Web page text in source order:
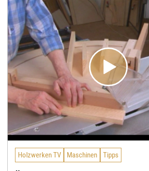
Holzwerken TV Maschinen Tipps